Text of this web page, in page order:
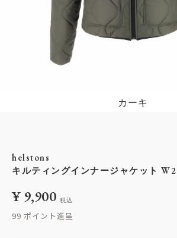
カーキ
helstons
キルティングインナージャケット W2
¥9,900 税込
99